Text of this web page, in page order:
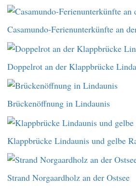
Casamundo-Ferienunterkünfte an
Doppelrot an der Klappbrücke
Brückenöffnung in Lindaunis
Klappbrücke Lindaunis und gelbe
Strand Norgaardholz an der Ostsee